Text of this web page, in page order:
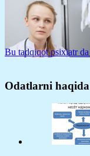
Bu tadqiqot psixiatr
Odatlarni